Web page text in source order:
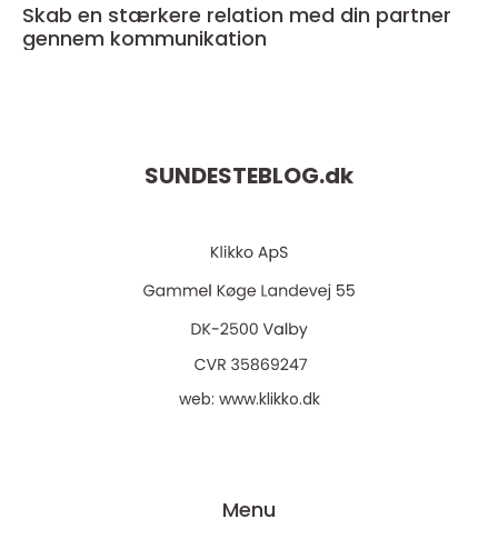
Skab en stærkere relation med din partner
gennem kommunikation
SUNDESTEBLOG.dk
web: www.klikko.dk
Menu